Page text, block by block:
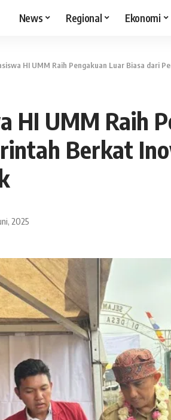
News Regional Ekonomi
HI UMM Raih Pengakuan Luar Biasa dari
HI UMM Raih
Berkat
2025